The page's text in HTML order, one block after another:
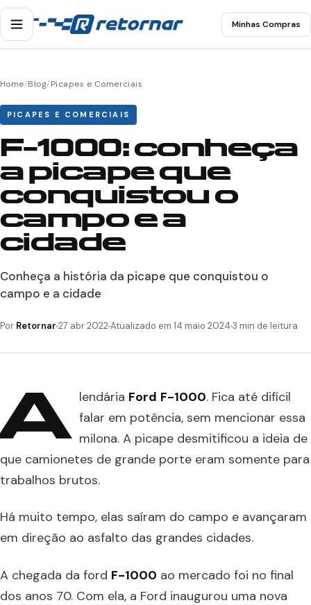
Minhas Compras
Home/Blog/Picapes e Comerciais
PICAPES E COMERCIAIS
F-1000: conheça
a picape que
conquistou o
campo e a
cidade
Conheça a história da picape que conquistou o
campo e a cidade
Por Retornar 27 abr 2022Atualizado em 14 maio 2024 3 min de leitura
lendária Ford F-1000. Fica até difícil
falar em potência, sem mencionar essa
milona. A picape desmitificou a ideia de
que camionetes de grande porte eram somente para
trabalhos brutos.
Há muito tempo, elas saíram do campo e avançaram
em direção ao asfalto das grandes cidades.
A chegada da ford F-1000 ao mercado foi no final
dos anos 70. Com ela, a Ford inaugurou uma nova